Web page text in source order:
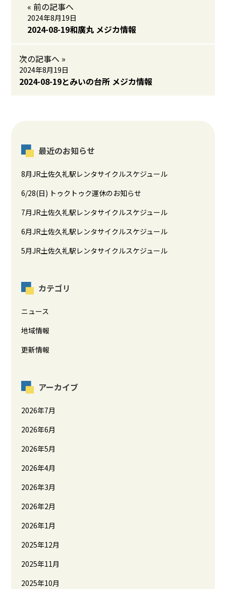
« 前の記事へ
2024年8月19日
2024-08-19和廣丸 メジカ情報
次の記事へ »
2024年8月19日
2024-08-19とみいの台所 メジカ情報
最近のお知らせ
8月JR土佐久礼駅レンタサイクルスケジュール
6/28(日) トゥクトゥク運休のお知らせ
7月JR土佐久礼駅レンタサイクルスケジュール
6月JR土佐久礼駅レンタサイクルスケジュール
5月JR土佐久礼駅レンタサイクルスケジュール
カテゴリ
ニュース
地域情報
更新情報
アーカイブ
2026年7月
2026年6月
2026年5月
2026年4月
2026年3月
2026年2月
2026年1月
2025年12月
2025年11月
2025年10月